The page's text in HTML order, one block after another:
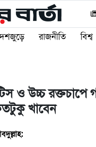
রাজনীতি বিশ্ব
ও উচ্চ
খাবেন